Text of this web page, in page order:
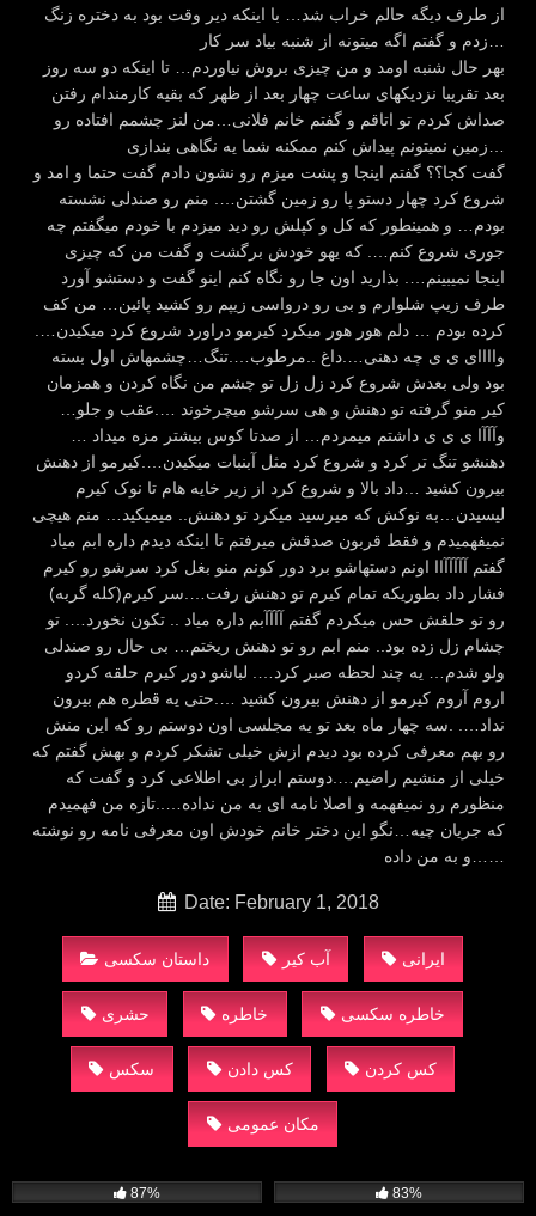
از طرف دیگه حالم خراب شد… با اینکه دیر وقت بود به دختره زنگ
زدم و گفتم اگه میتونه از شنبه بیاد سر کار…
بهر حال شنبه اومد و من چیزی بروش نیاوردم… تا اینکه دو سه روز
بعد تقریبا نزدیکهای ساعت چهار بعد از ظهر که بقیه کارمندام رفتن
صداش کردم تو اتاقم و گفتم خانم فلانی…من لنز چشمم افتاده رو
زمین نمیتونم پیداش کنم ممکنه شما یه نگاهی بندازی…
گفت کجا؟؟ گفتم اینجا و پشت میزم رو نشون دادم گفت حتما و امد و
شروع کرد چهار دستو پا رو زمین گشتن…. منم رو صندلی نشسته
بودم… و همینطور که کل و کپلش رو دید میزدم با خودم میگفتم چه
جوری شروع کنم…. که یهو خودش برگشت و گفت من که چیزی
اینجا نمیبینم…. بذارید اون جا رو نگاه کنم اینو گفت و دستشو آورد
طرف زیپ شلوارم و بی رو درواسی زیپم رو کشید پائین… من کف
کرده بودم … دلم هور هور میکرد کیرمو دراورد شروع کرد میکیدن….
واااای ی ی چه دهنی….داغ ..مرطوب….تنگ…چشمهاش اول بسته
بود ولی بعدش شروع کرد زل زل تو چشم من نگاه کردن و همزمان
کیر منو گرفته تو دهنش و هی سرشو میچرخوند ….عقب و جلو…
وآآآا ی ی ی داشتم میمردم… از صدتا کوس بیشتر مزه میداد …
دهنشو تنگ تر کرد و شروع کرد مثل آبنبات میکیدن….کیرمو از دهنش
بیرون کشید …داد بالا و شروع کرد از زیر خایه هام تا نوک کیرم
لیسیدن…به نوکش که میرسید میکرد تو دهنش.. میمیکید… منم هیچی
نمیفهمیدم و فقط قربون صدقش میرفتم تا اینکه دیدم داره ابم میاد
گفتم آآآآآاا اونم دستهاشو برد دور کونم منو بغل کرد سرشو رو کیرم
فشار داد بطوریکه تمام کیرم تو دهنش رفت….سر کیرم(کله گربه)
رو تو حلقش حس میکردم گفتم آآآآبم داره میاد .. تکون نخورد…. تو
چشام زل زده بود.. منم ابم رو تو دهنش ریختم… بی حال رو صندلی
ولو شدم… یه چند لحظه صبر کرد…. لباشو دور کیرم حلقه کردو
اروم آروم کیرمو از دهنش بیرون کشید ….حتی یه قطره هم بیرون
نداد…. .سه چهار ماه بعد تو یه مجلسی اون دوستم رو که این منش
رو بهم معرفی کرده بود دیدم ازش خیلی تشکر کردم و بهش گفتم که
خیلی از منشیم راضیم….دوستم ابراز بی اطلاعی کرد و گفت که
منظورم رو نمیفهمه و اصلا نامه ای به من نداده…..تازه من فهمیدم
که جریان چیه…نگو این دختر خانم خودش اون معرفی نامه رو نوشته
و به من داده……
Date: February 1, 2018
داستان سکسی آب کیر ایرانی
حشری خاطره خاطره سکسی
سکس کس دادن کس کردن
مکان عمومی
87%
83%